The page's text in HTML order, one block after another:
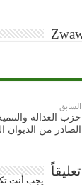
السابق
حزب العدالة
الصادر من الديوان
يجب أنت